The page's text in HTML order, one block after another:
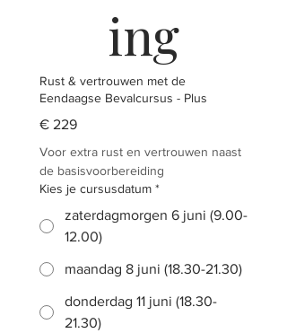
ing
Rust & vertrouwen met de
Eendaagse Bevalcursus - Plus
€ 229
Voor extra rust en vertrouwen naast
de basisvoorbereiding
Kies je cursusdatum *
zaterdagmorgen 6 juni (9.00-
12.00)
maandag 8 juni (18.30-21.30)
donderdag 11 juni (18.30-
21.30)